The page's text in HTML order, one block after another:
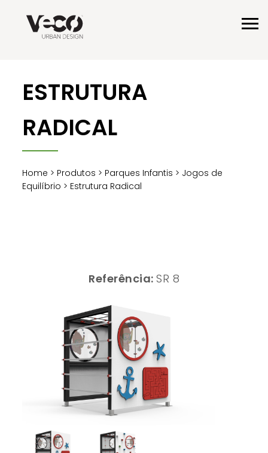
ESTRUTURA
RADICAL
Home > Produtos > Parques Infantis > Jogos de
Equilíbrio > Estrutura Radical
Referência: SR 8